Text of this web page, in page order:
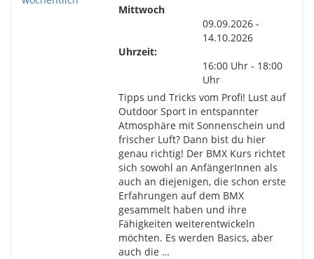
Mittwoch
09.09.2026 -
14.10.2026
Uhrzeit:
16:00 Uhr - 18:00
Uhr
Tipps und Tricks vom Profi! Lust auf
Outdoor Sport in entspannter
Atmosphäre mit Sonnenschein und
frischer Luft? Dann bist du hier
genau richtig! Der BMX Kurs richtet
sich sowohl an AnfängerInnen als
auch an diejenigen, die schon erste
Erfahrungen auf dem BMX
gesammelt haben und ihre
Fähigkeiten weiterentwickeln
möchten. Es werden Basics, aber
auch die …